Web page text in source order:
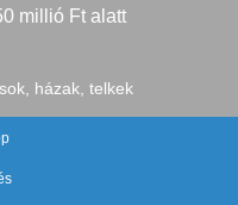
millió Ft alatt
házak, telkek